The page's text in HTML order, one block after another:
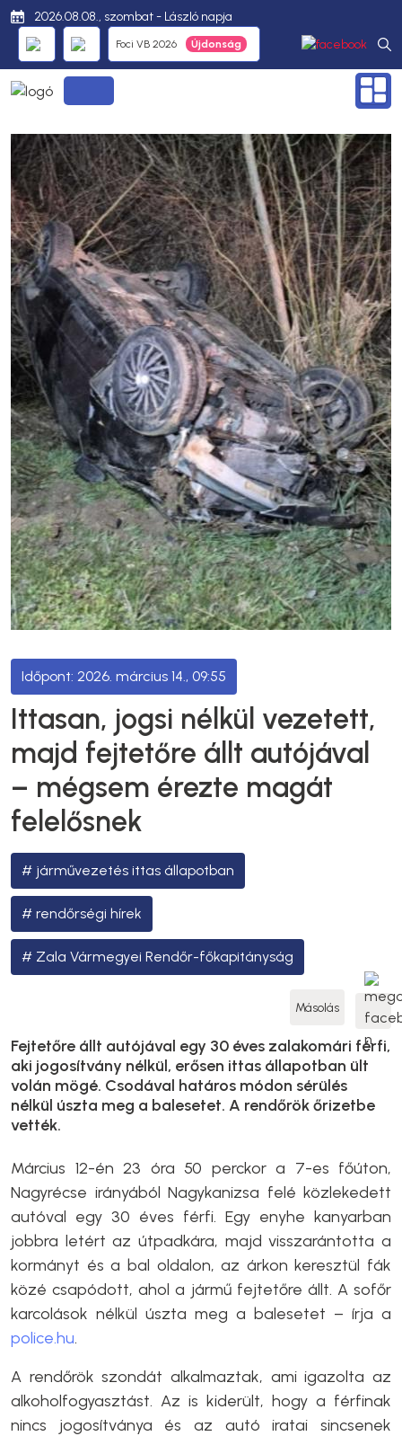
2026.08.08., szombat - László napja
Foci VB 2026
2026. március 14., 09:55
Ittasan, jogsi nélkül vezetett,
majd fejtetőre állt autójával
– mégsem érezte magát
felelősnek
járművezetés ittas állapotban
rendőrségi hírek
Zala Vármegyei Rendőr-főkapitányság
Másolás
Fejtetőre állt autójával egy 30 éves zalakomári férfi,
aki jogosítvány nélkül, erősen ittas állapotban ült
volán mögé. Csodával határos módon sérülés
nélkül úszta meg a balesetet. A rendőrök őrizetbe
vették.
Március 12-én 23 óra 50 perckor a 7-es főúton,
Nagyrécse irányából Nagykanizsa felé közlekedett
autóval egy 30 éves férfi. Egy enyhe kanyarban
jobbra letért az útpadkára, majd visszarántotta a
kormányt és a bal oldalon, az árkon keresztül fák
közé csapódott, ahol a jármű fejtetőre állt. A sofőr
karcolások nélkül úszta meg a balesetet – írja a
police.hu.
A rendőrök szondát alkalmaztak, ami igazolta az
alkoholfogyasztást. Az is kiderült, hogy a férfinak
nincs jogosítványa és az autó iratai sincsenek